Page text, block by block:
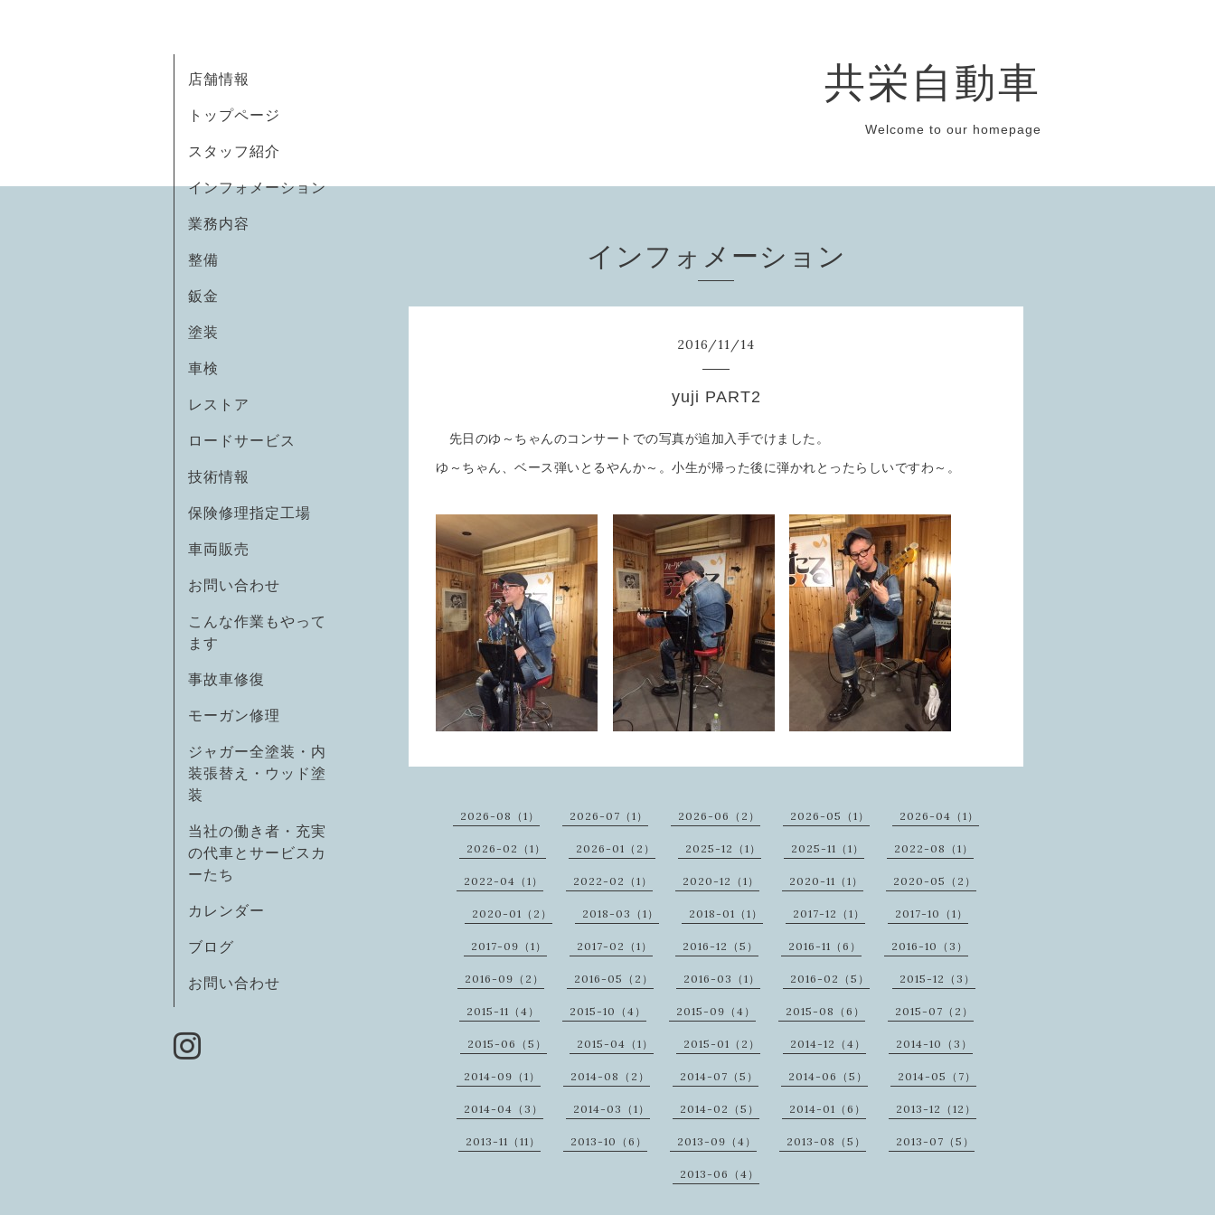
共栄自動車
Welcome to our homepage
店舗情報
トップページ
スタッフ紹介
インフォメーション
業務内容
整備
鈑金
塗装
車検
レストア
ロードサービス
技術情報
保険修理指定工場
車両販売
お問い合わせ
こんな作業もやって
ます
事故車修復
モーガン修理
ジャガー全塗装・内
装張替え・ウッド塗
装
当社の働き者・充実
の代車とサービスカ
ーたち
カレンダー
ブログ
お問い合わせ
インフォメーション
2016/11/14
yuji PART2
先日のゆ～ちゃんのコンサートでの写真が追加入手でけました。
ゆ～ちゃん、ベース弾いとるやんか～。小生が帰った後に弾かれとったらしいですわ～。
2026-08（1） 2026-07（1） 2026-06（2） 2026-05（1） 2026-04（1）
2026-02（1） 2026-01（2） 2025-12（1） 2025-11（1） 2022-08（1）
2022-04（1） 2022-02（1） 2020-12（1） 2020-11（1） 2020-05（2）
2020-01（2） 2018-03（1） 2018-01（1） 2017-12（1） 2017-10（1）
2017-09（1） 2017-02（1） 2016-12（5） 2016-11（6） 2016-10（3）
2016-09（2） 2016-05（2） 2016-03（1） 2016-02（5） 2015-12（3）
2015-11（4） 2015-10（4） 2015-09（4） 2015-08（6） 2015-07（2）
2015-06（5） 2015-04（1） 2015-01（2） 2014-12（4） 2014-10（3）
2014-09（1） 2014-08（2） 2014-07（5） 2014-06（5） 2014-05（7）
2014-04（3） 2014-03（1） 2014-02（5） 2014-01（6） 2013-12（12）
2013-11（11） 2013-10（6） 2013-09（4） 2013-08（5） 2013-07（5）
2013-06（4）